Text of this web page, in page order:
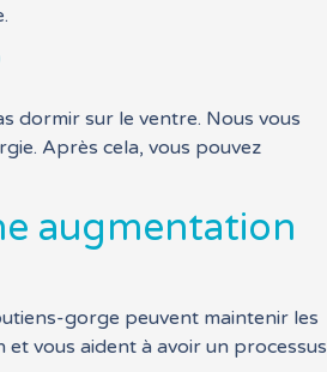
dormir sur le ventre. Nous vous
Après cela, vous pouvez
augmentation
gorge peuvent maintenir les
vous aident à avoir un processus